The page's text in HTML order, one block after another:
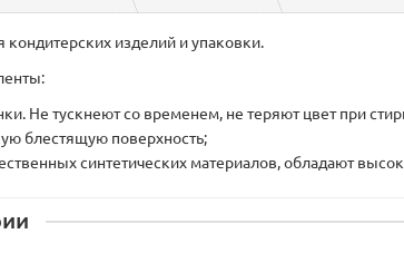
кондитерских изделий и упаковки.
Не тускнеют со временем, не теряют цвет при
блестящую поверхность;
синтетических материалов, обладают